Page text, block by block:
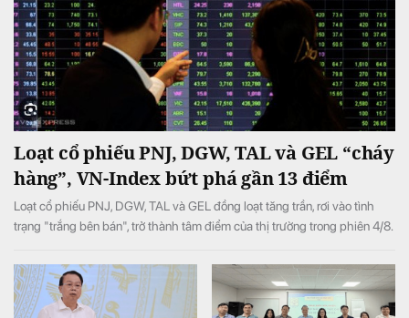
Loạt cổ phiếu PNJ, DGW, TAL và GEL “cháy
hàng”, VN-Index bứt phá gần 13 điểm
Loạt cổ phiếu PNJ, DGW, TAL và GEL đồng loạt tăng trần, rơi vào tình
trạng "trắng bên bán", trở thành tâm điểm của thị trường trong phiên 4/8.